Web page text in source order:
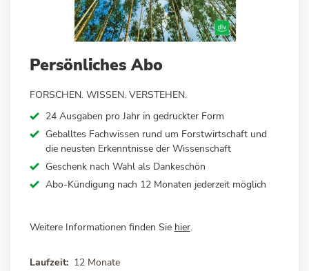
Anfang
Bildergalerie
springen
Persönliches Abo
FORSCHEN. WISSEN. VERSTEHEN.
24 Ausgaben pro Jahr in gedruckter Form
Geballtes Fachwissen rund um Forstwirtschaft und
die neusten Erkenntnisse der Wissenschaft
Geschenk nach Wahl als Dankeschön
Abo-Kündigung nach 12 Monaten jederzeit möglich
Weitere Informationen finden Sie hier.
Laufzeit 12 Monate